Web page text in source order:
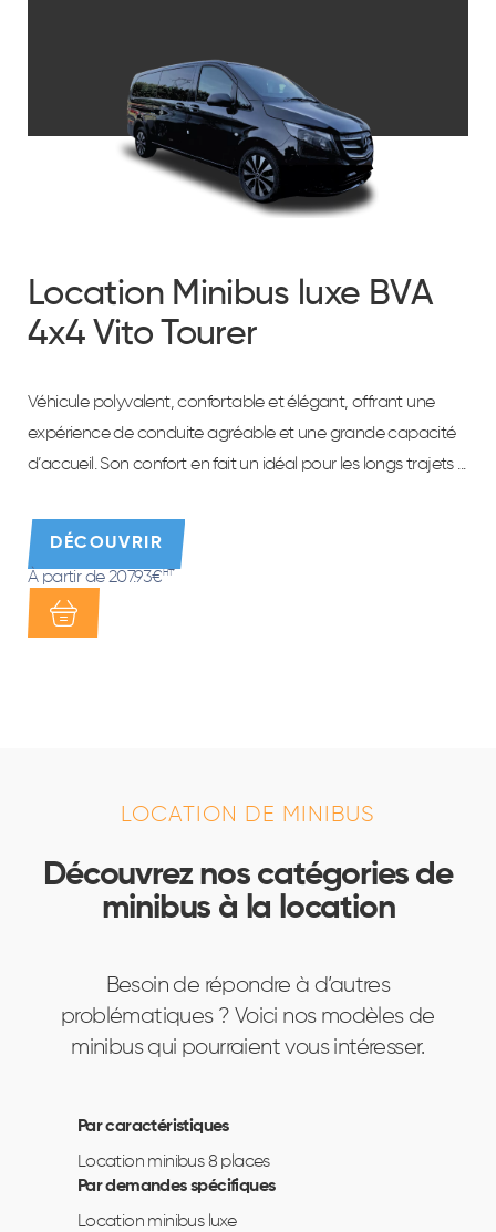
Location Minibus luxe BVA
4x4 Vito Tourer
Véhicule polyvalent, confortable et élégant, offrant une
expérience de conduite agréable et une grande capacité
d’accueil. Son confort en fait un idéal pour les longs trajets ...
DÉCOUVRIR
À partir de 207.93€ HT*
LOCATION DE MINIBUS
Découvrez nos catégories de
minibus à la location
Besoin de répondre à d’autres
problématiques ? Voici nos modèles de
minibus qui pourraient vous intéresser.
Par caractéristiques
Location minibus 8 places
Par demandes spécifiques
Location minibus luxe